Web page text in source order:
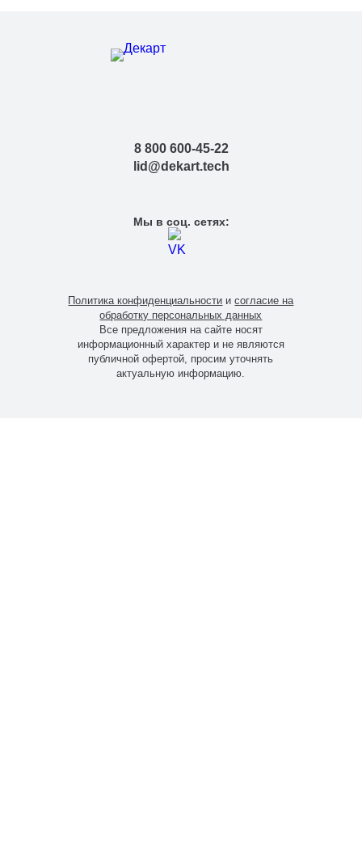
8 800 600-45-22
lid@dekart.tech
Мы в соц. сетях:
Все предложения на сайте носят
информационный характер и не являются
публичной офертой, просим уточнять
актуальную информацию.
Политика конфиденциальности исогласие на
обработку персональных данных